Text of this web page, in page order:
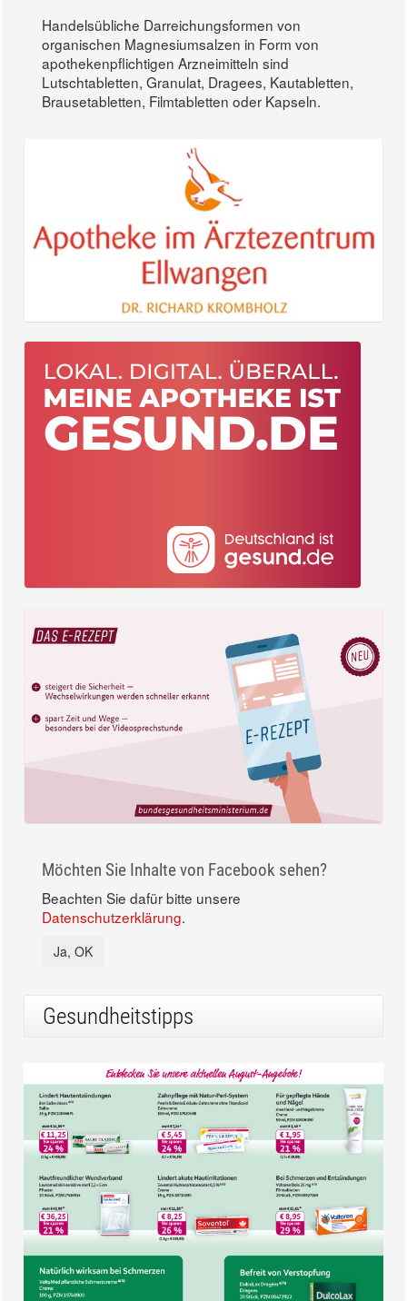
Handelsübliche Darreichungsformen von
organischen Magnesiumsalzen in Form von
apothekenpflichtigen Arzneimitteln sind
Lutschtabletten, Granulat, Dragees, Kautabletten,
Brausetabletten, Filmtabletten oder Kapseln.
Möchten Sie Inhalte von Facebook sehen?
Beachten Sie dafür bitte unsere
Datenschutzerklärung.
Ja, OK
Gesundheitstipps